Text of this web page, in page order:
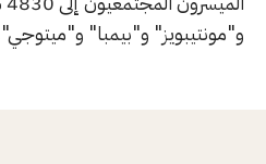
و"مونتيبويز" و"بيمبا"